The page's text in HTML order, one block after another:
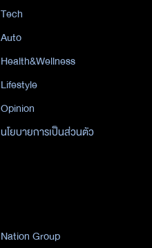
Tech
Auto
Health&Wellness
Lifestyle
Opinion
นโยบายการเป็นส่วนตัว
Nation Group